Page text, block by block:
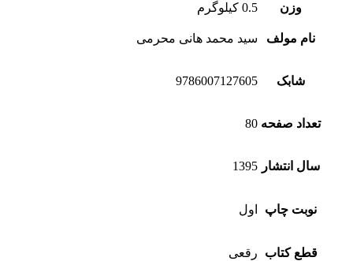
وزن
0.5 کیلوگرم
نام مولف سید محمد هانی محرمی
شابک 9786007127605
تعداد صفحه 80
سال انتشار 1395
نوبت چاپ اول
قطع کتاب رقعی